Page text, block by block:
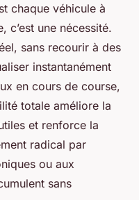
chaque véhicule à
c’est une nécessité.
sans recourir à des
instantanément
en cours de course,
totale améliore la
et renforce la
radical par
ou aux
sans